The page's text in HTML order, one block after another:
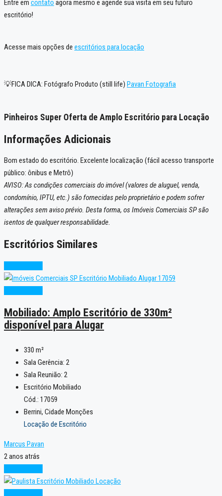
Entre em contato agora mesmo e agende sua visita em seu futuro
escritório!
Acesse mais opções de escritórios para locação
💡FICA DICA: Fotógrafo Produto (still life) Pavan Fotografia
Pinheiros Super Oferta de Amplo Escritório para Locação
Informações Adicionais
Bom estado do escritório. Excelente localização (fácil acesso transporte
público: ônibus e Metrô)
AVISO: As condições comerciais do imóvel (valores de aluguel, venda,
condomínio, IPTU, etc.) são fornecidas pelo proprietário e podem sofrer
alterações sem aviso prévio. Desta forma, os Imóveis Comerciais SP são
isentos de qualquer responsabilidade.
Escritórios Similares
Mobiliado: Amplo Escritório de 330m²
disponível para Alugar
330 m²
Sala Gerência: 2
Sala Reunião: 2
Escritório Mobiliado
Cód.: 17059
Berrini, Cidade Monções
Locação de Escritório
Marcus Pavan
2 anos atrás